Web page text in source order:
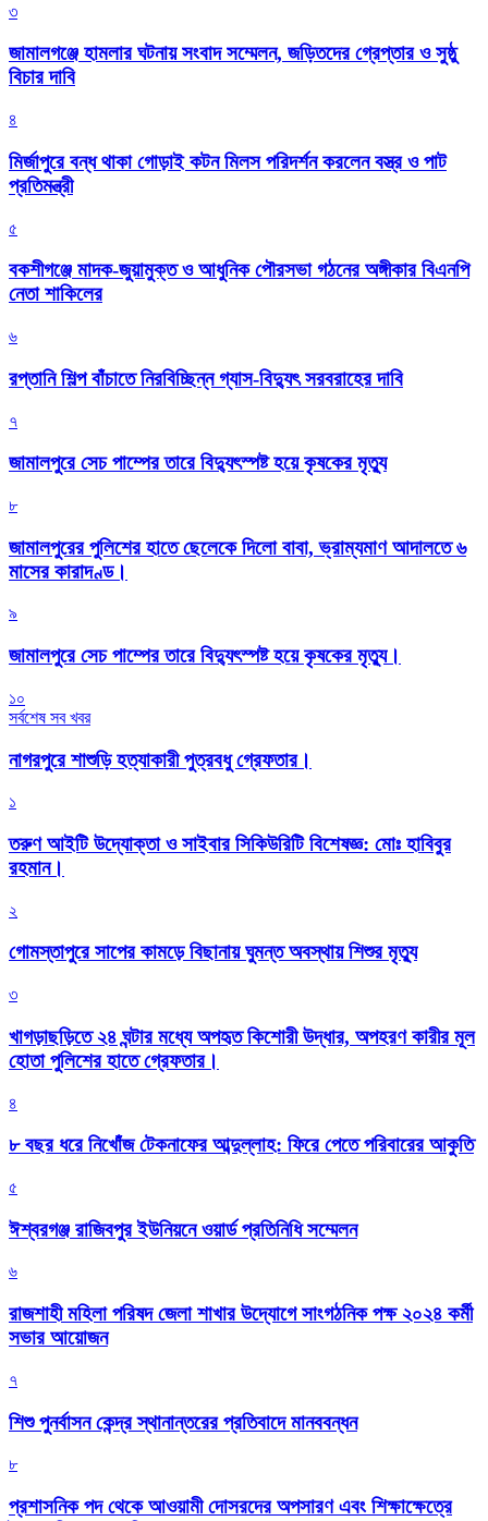
৩
জামালগঞ্জে হামলার ঘটনায় সংবাদ সম্মেলন, জড়িতদের গ্রেপ্তার ও সুষ্ঠু
বিচার দাবি
৪
মির্জাপুরে বন্ধ থাকা গোড়াই কটন মিলস পরিদর্শন করলেন বস্ত্র ও পাট
প্রতিমন্ত্রী
৫
বকশীগঞ্জে মাদক-জুয়ামুক্ত ও আধুনিক পৌরসভা গঠনের অঙ্গীকার বিএনপি
নেতা শাকিলের
৬
রপ্তানি শিল্প বাঁচাতে নিরবিচ্ছিন্ন গ্যাস-বিদ্যুৎ সরবরাহের দাবি
৭
জামালপুরে সেচ পাম্পের তারে বিদ্যুৎস্পষ্ট হয়ে কৃষকের মৃত্যু
৮
জামালপুরের পুলিশের হাতে ছেলেকে দিলো বাবা, ভ্রাম্যমাণ আদালতে ৬
মাসের কারাদণ্ড।
৯
জামালপুরে সেচ পাম্পের তারে বিদ্যুৎস্পষ্ট হয়ে কৃষকের মৃত্যু।
১০
সর্বশেষ সব খবর
নাগরপুরে শাশুড়ি হত্যাকারী পুত্রবধু গ্রেফতার।
১
তরুণ আইটি উদ্যোক্তা ও সাইবার সিকিউরিটি বিশেষজ্ঞ: মোঃ হাবিবুর
রহমান।
২
গোমস্তাপুরে সাপের কামড়ে বিছানায় ঘুমন্ত অবস্থায় শিশুর মৃত্যু
৩
খাগড়াছড়িতে ২৪ ঘন্টার মধ্যে অপহৃত কিশোরী উদ্ধার, অপহরণ কারীর মূল
হোতা পুলিশের হাতে গ্রেফতার।
৪
৮ বছর ধরে নিখোঁজ টেকনাফের আব্দুল্লাহ: ফিরে পেতে পরিবারের আকুতি
৫
ঈশ্বরগঞ্জ রাজিবপুর ইউনিয়নে ওয়ার্ড প্রতিনিধি সম্মেলন
৬
রাজশাহী মহিলা পরিষদ জেলা শাখার উদ্যোগে সাংগঠনিক পক্ষ ২০২৪ কর্মী
সভার আয়োজন
৭
শিশু পুনর্বাসন কেন্দ্র স্থানান্তরের প্রতিবাদে মানববন্ধন
৮
প্রশাসনিক পদ থেকে আওয়ামী দোসরদের অপসারণ এবং শিক্ষাক্ষেত্রে